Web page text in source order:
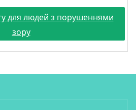
для людей з порушеннями
зору